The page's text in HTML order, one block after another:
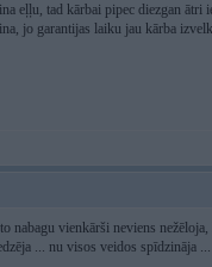
eļļu, tad kārbai pipec diezgan ātri
jo garantijas laiku jau kārba
nabagu vienkārši neviens
... nu visos veidos spīdzināja